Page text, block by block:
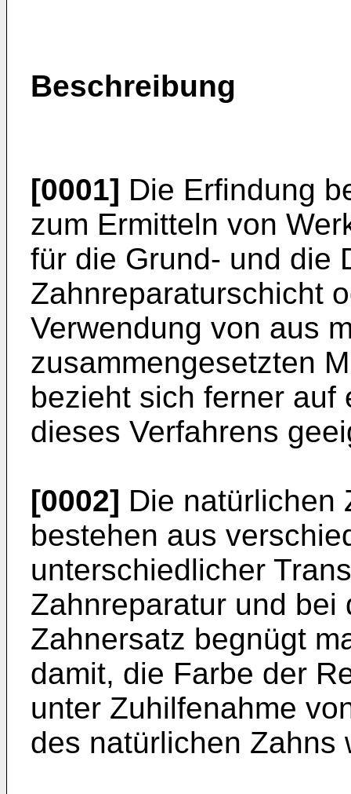
Beschreibung
[0001] Die Erfindung
zum Ermitteln von
für die Grund- und die
Zahnreparaturschicht
Verwendung von aus
zusammengesetzten
bezieht sich ferner auf
dieses Verfahrens
[0002] Die natürlichen
bestehen aus
unterschiedlicher
Zahnreparatur und bei
Zahnersatz begnügt
damit, die Farbe der
unter Zuhilfenahme
des natürlichen Zahns